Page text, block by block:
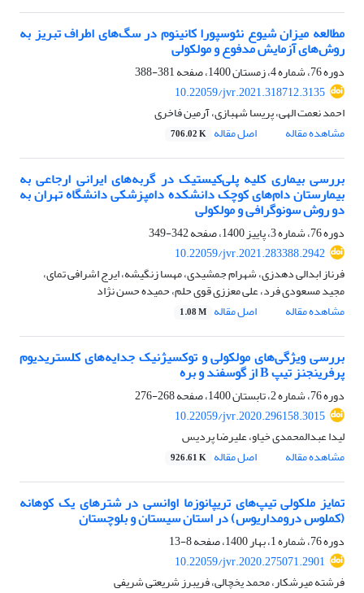
مطالعه میزان شیوع نئوسپورا کانینوم در سگ‌های اطراف تبریز به
روش‌های آزمایش مدفوع و مولکولی
دوره 76، شماره 4، زمستان 1400، صفحه
381-388
10.22059/jvr.2021.318712.3135
احمد نعمت الهی، پریسا شهبازی، آرمین فاخری
مشاهده مقاله
اصل مقاله 706.02 K
بررسی بیماری کلیه پلی‌کیستیک در گربه‌های ایرانی ارجاعی به
بیمارستان دام‌های کوچک دانشکده دامپزشکی دانشگاه تهران به
دو روش سونوگرافی و مولکولی
دوره 76، شماره 3، پاییز 1400، صفحه
342-349
10.22059/jvr.2021.283388.2942
فرناز ابدالی دهدزی، شهرام جمشیدی، مهسا زنگیشه، ایرج اشرافی تمای،
مجید مسعودی فرد، علی معززی قوی حلم، حمیده حسن نژاد
مشاهده مقاله
اصل مقاله 1.08 M
بررسی ویژگی‌های مولکولی و توکسیژنیک جدایه‌های کلستریدیوم
پرفرینجنز تیپ B از گوسفند و بره
دوره 76، شماره 2، تابستان 1400، صفحه
268-276
10.22059/jvr.2020.296158.3015
لیدا عبدالمحمدی خیاو، علیرضا پردیس
مشاهده مقاله
اصل مقاله 926.61 K
تمایز ملکولی تیپ‌های تریپانوزما اوانسی در شترهای یک کوهانه
(کملوس درومداریوس) در استان سیستان و بلوچستان
دوره 76، شماره 1، بهار 1400، صفحه
8-13
10.22059/jvr.2020.275071.2901
فرشته میرشکار، محمد یخچالی، فریبرز شریعتی شریفی